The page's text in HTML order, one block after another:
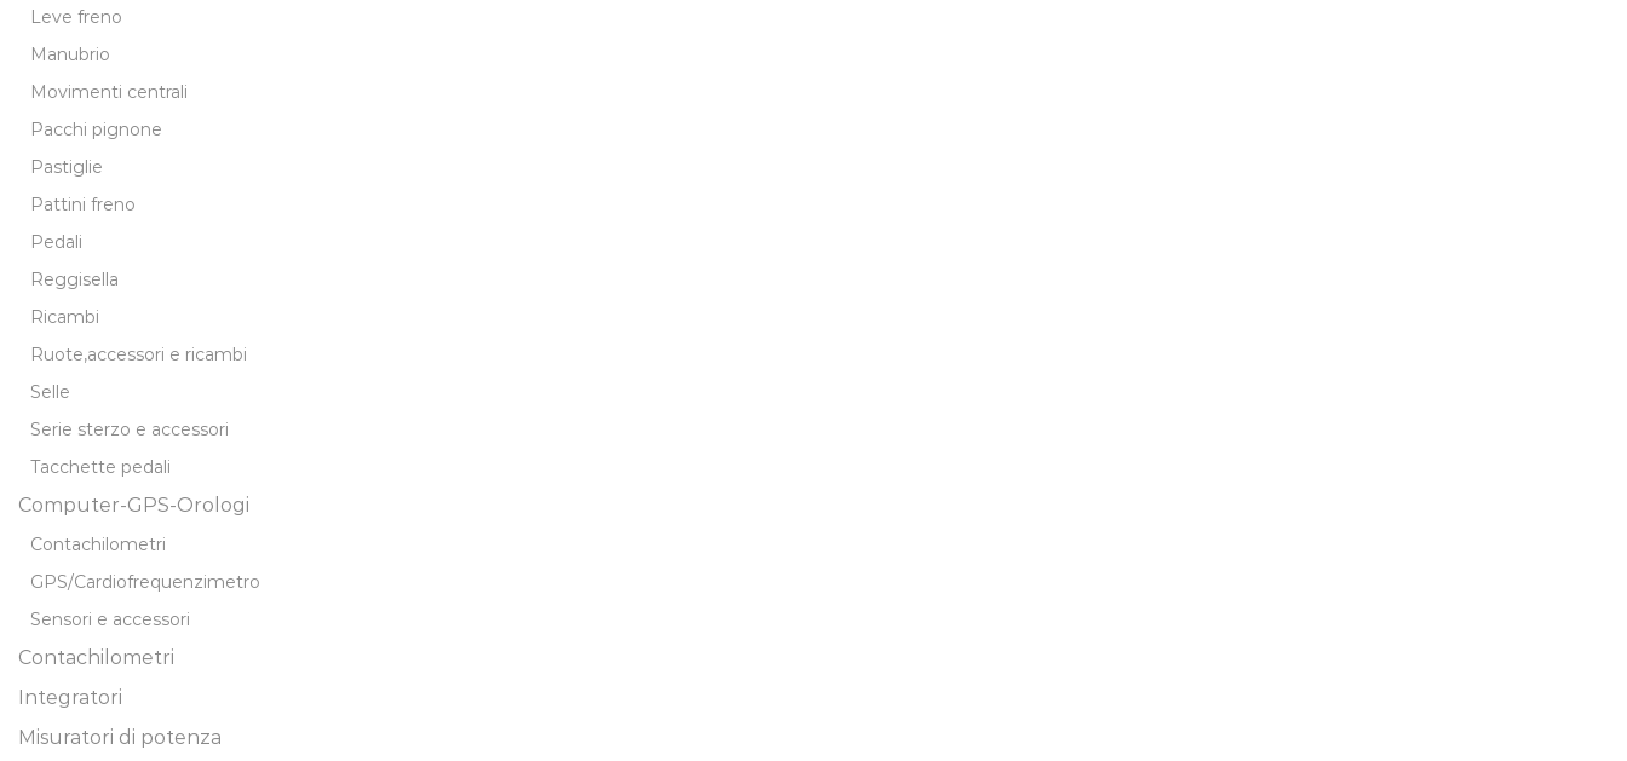
Leve freno
Manubrio
Movimenti centrali
Pacchi pignone
Pastiglie
Pattini freno
Pedali
Reggisella
Ricambi
Ruote,accessori e ricambi
Selle
Serie sterzo e accessori
Tacchette pedali
Computer-GPS-Orologi
Contachilometri
GPS/Cardiofrequenzimetro
Sensori e accessori
Contachilometri
Integratori
Misuratori di potenza